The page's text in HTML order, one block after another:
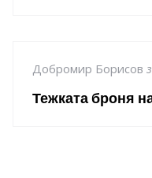
Добромир Борисов
Тежката броня